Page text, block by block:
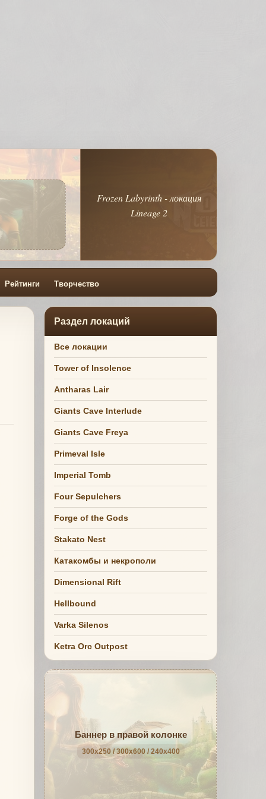
Frozen Labyrinth - локация
Lineage 2
Рейтинги Творчество
Раздел локаций
Все локации
Tower of Insolence
Antharas Lair
Giants Cave Interlude
Giants Cave Freya
Primeval Isle
Imperial Tomb
Four Sepulchers
Forge of the Gods
Stakato Nest
Катакомбы и некрополи
Dimensional Rift
Hellbound
Varka Silenos
Ketra Orc Outpost
Баннер в правой колонке
300x250 / 300x600 / 240x400